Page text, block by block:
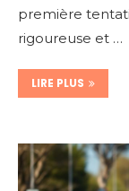
première
rigoureuse et …
LIRE PLUS